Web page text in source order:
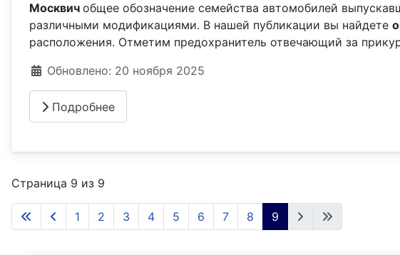
Москвич общее обозначение семейства автомобилей
различными модификациями. В нашей публикации вы найдете
расположения. Отметим предохранитель отвечающий за
Информация о материале
Обновлено: 20 ноября 2025
Подробнее
Страница 9 из 9
1 2 3 4 5 6 7 8 9